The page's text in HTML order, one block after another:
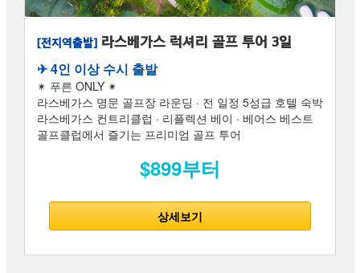
[전지역출발] 라스베가스 럭셔리 골프 투어 3일
✈︎ 4인 이상 수시 출발
✴ 푸른 ONLY ✴
라스베가스 명문 골프장 라운딩 · 전 일정 5성급 호텔 숙박
라스베가스 컨트리클럽 · 리플렉션 베이 · 베어스 베스트
골프클럽에서 즐기는 프리미엄 골프 투어
$899부터
상세보기